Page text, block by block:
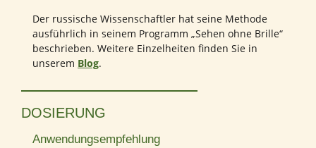
Der russische Wissenschaftler hat seine Methode
ausführlich in seinem Programm „Sehen ohne Brille“
beschrieben. Weitere Einzelheiten finden Sie in
unserem Blog.
DOSIERUNG
Anwendungsempfehlung